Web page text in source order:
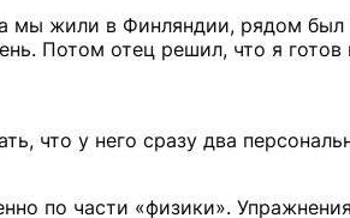
жили в Финляндии, рядом был
Потом отец решил, что я
что у него сразу два
по части «физики».